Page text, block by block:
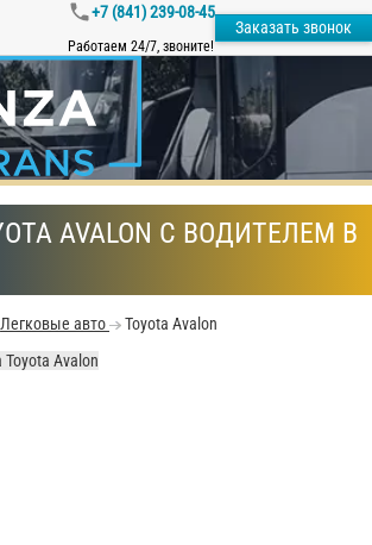
+7 (841) 239-08-45
Работаем 24/7, звоните!
Заказать звонок
AVALON С ВОДИТЕЛЕМ В
Легковые авто Toyota Avalon